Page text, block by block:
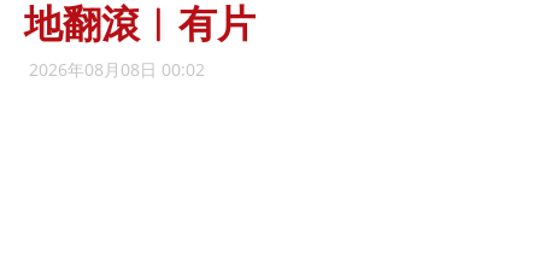
地翻滾︱有片
2026年08月08日 00:02